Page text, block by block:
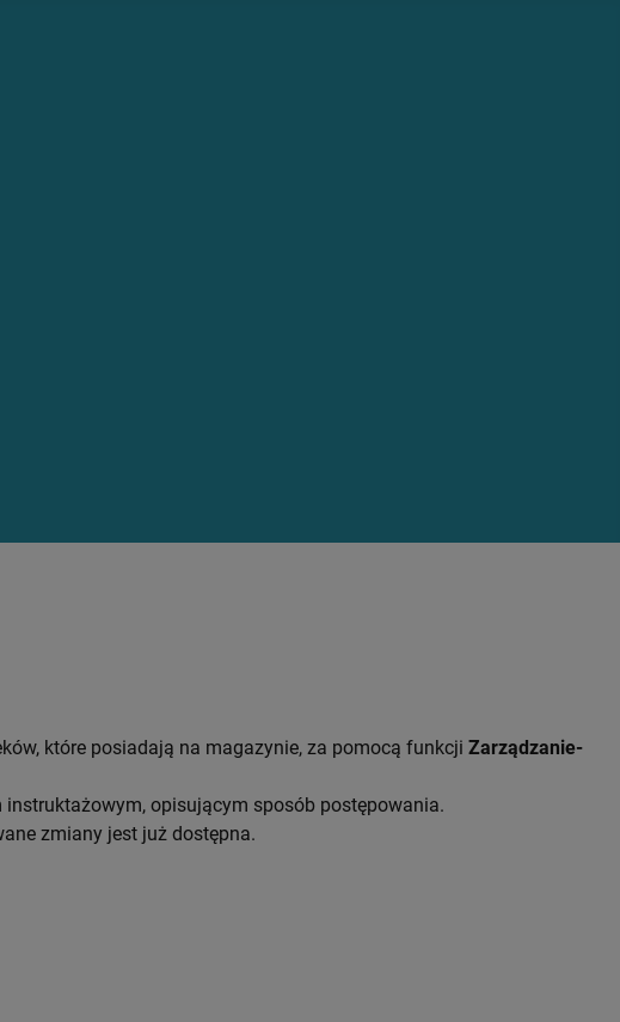
które posiadają na magazynie, za pomocą funkcji Zarządzanie-
opisującym sposób postępowania.
zmiany jest już dostępna.